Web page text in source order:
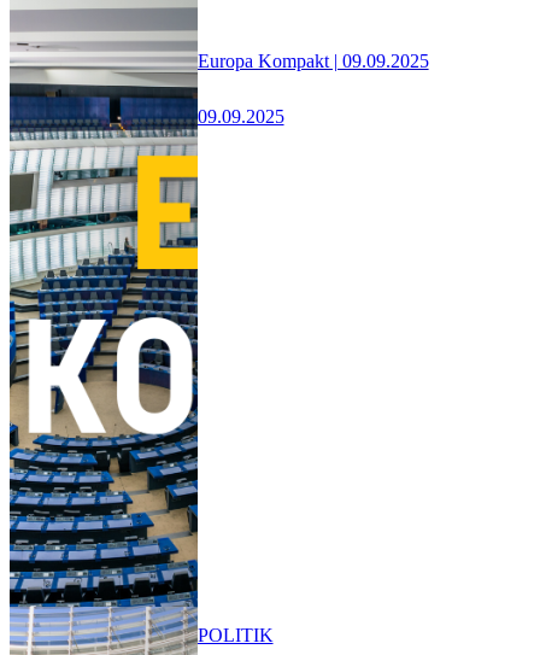
Europa Kompakt | 09.09.2025
09.09.2025
POLITIK